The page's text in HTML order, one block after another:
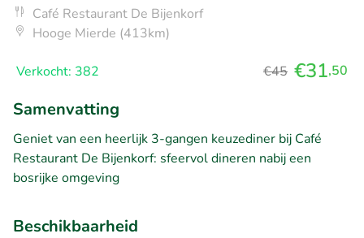
Café Restaurant De Bijenkorf
Hooge Mierde (413km)
Verkocht: 382 €45 €31,50
Samenvatting
Geniet van een heerlijk 3-gangen keuzediner bij Café
Restaurant De Bijenkorf: sfeervol dineren nabij een
bosrijke omgeving
Beschikbaarheid